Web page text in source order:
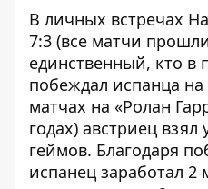
В личных встречах
7:3 (все матчи
единственный, кто в
побеждал испанца на
матчах на «Ролан
годах) австриец взял
геймов. Благодаря
испанец заработал 2